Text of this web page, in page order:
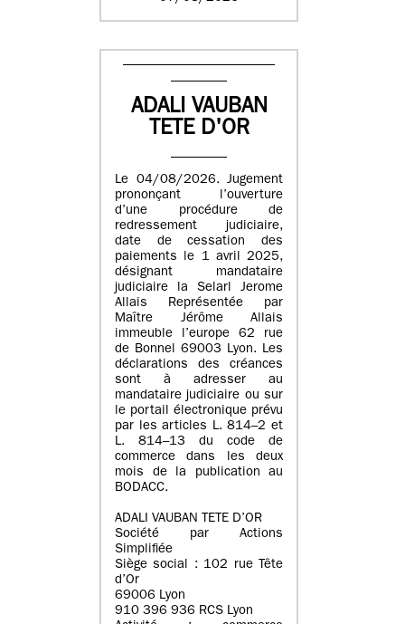
ADALI VAUBAN
TETE D'OR
Le 04/08/2026. Jugement
prononçant l’ouverture
d’une procédure de
redressement judiciaire,
date de cessation des
paiements le 1 avril 2025,
désignant mandataire
judiciaire la Selarl Jerome
Allais Représentée par
Maître Jérôme Allais
immeuble l’europe 62 rue
de Bonnel 69003 Lyon. Les
déclarations des créances
sont à adresser au
mandataire judiciaire ou sur
le portail électronique prévu
par les articles L. 814–2 et
L. 814–13 du code de
commerce dans les deux
mois de la publication au
BODACC.
ADALI VAUBAN TETE D’OR
Société par Actions
Simplifiée
Siège social : 102 rue Tête
d’Or
69006 Lyon
910 396 936 RCS Lyon